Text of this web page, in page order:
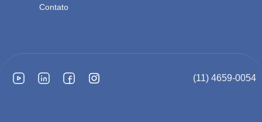
Contato
(11) 4659-0054